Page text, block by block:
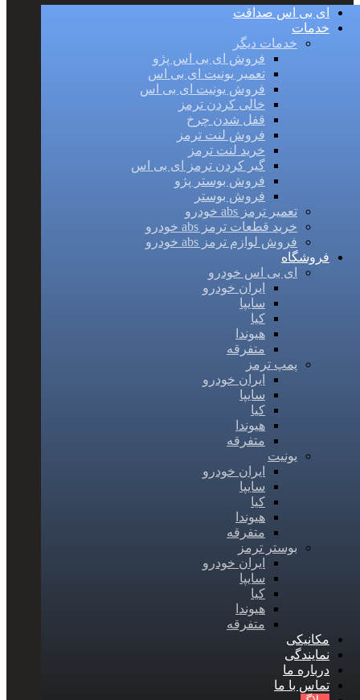
ای بی اس صداقت
خدمات
خدمات دیگر
فروش ای بی اس پژو
تعمیر یونیت ای بی اس
فروش یونیت ای بی اس
خالی کردن ترمز
قفل شدن چرخ
فروش لنت ترمز
خرید لنت ترمز
گیر کردن ترمز ای بی اس
فروش بوستر پژو
فروش بوستر
تعمیر ترمز abs خودرو
خرید قطعات ترمز abs خودرو
فروش لوازم ترمز abs خودرو
فروشگاه
ای بی اس خودرو
ایران خودرو
سایپا
کیا
هیوندا
متفرقه
پمپ ترمز
ایران خودرو
سایپا
کیا
هیوندا
متفرقه
یونیت
ایران خودرو
سایپا
کیا
هیوندا
متفرقه
بوستر ترمز
ایران خودرو
سایپا
کیا
هیوندا
متفرقه
مکانیکی
نمایندگی
درباره ما
تماس با ما